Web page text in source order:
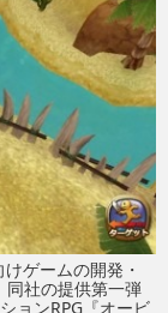
ゲームの開発・
社の提供第一弾
ョンRPG『オービ